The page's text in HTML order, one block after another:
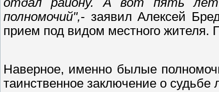
полномочий",- заявил Алексей
прием под видом местного
Наверное, именно былые
таинственное заключение о судьбе